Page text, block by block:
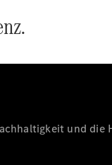
und die